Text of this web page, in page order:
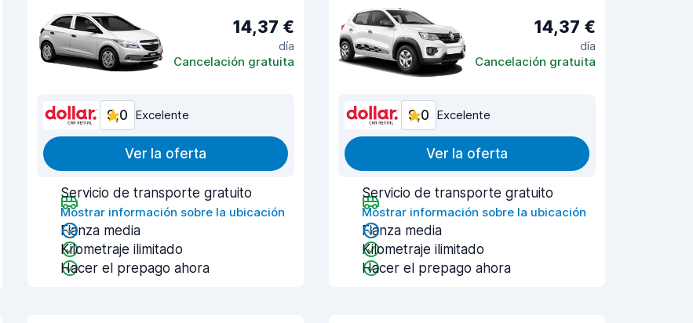
14,37 €
día
Cancelación gratuita
9,0 Excelente
Ver la oferta
Servicio de transporte gratuito
Mostrar información sobre la ubicación
Fianza media
Kilometraje ilimitado
Hacer el prepago ahora
14,37 €
día
Cancelación gratuita
9,0 Excelente
Ver la oferta
Servicio de transporte gratuito
Mostrar información sobre la ubicación
Fianza media
Kilometraje ilimitado
Hacer el prepago ahora